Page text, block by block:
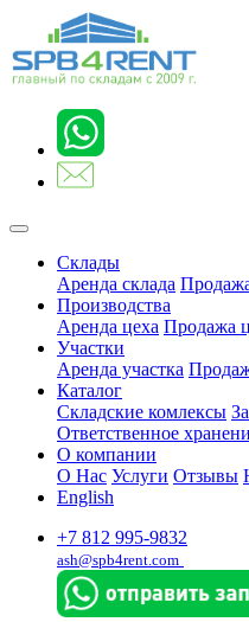
Склады
Аренда склада
Производства
Аренда цеха Продажа
Участки
Аренда участка
Каталог
Складские комлексы
Ответственное
О компании
О Нас Услуги Отзывы
English
+7 812 995-9832
ash@spb4rent.com